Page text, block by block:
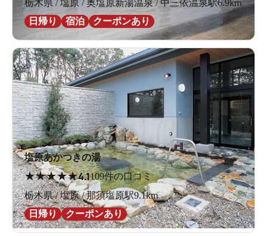
栃木県 / 塩原 / 奥塩原新湯温泉 / 中三依温泉駅6.9km
日帰り
宿泊 クーポンあり
塩原あかつきの湯
★★★★★4.1109件の口コミ
栃木県 / 塩原 / 那須塩原駅9.1km
日帰り
クーポンあり